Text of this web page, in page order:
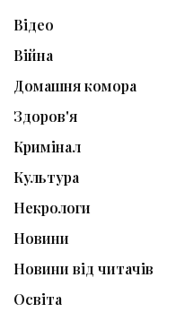
Відео
Війна
Домашня комора
Здоров'я
Кримінал
Культура
Некрологи
Новини
Новини від читачів
Освіта